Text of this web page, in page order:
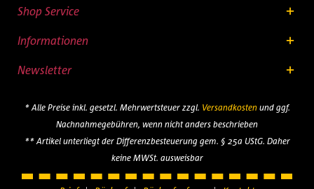
Shop Service
Informationen
Newsletter
* Alle Preise inkl. gesetzl. Mehrwertsteuer zzgl. Versandkostenund ggf.
Nachnahmegebühren, wenn nicht anders beschrieben
** Artikel unterliegt der Differenzbesteuerung gem. § 25a UStG. Daher
keine MWSt. ausweisbar